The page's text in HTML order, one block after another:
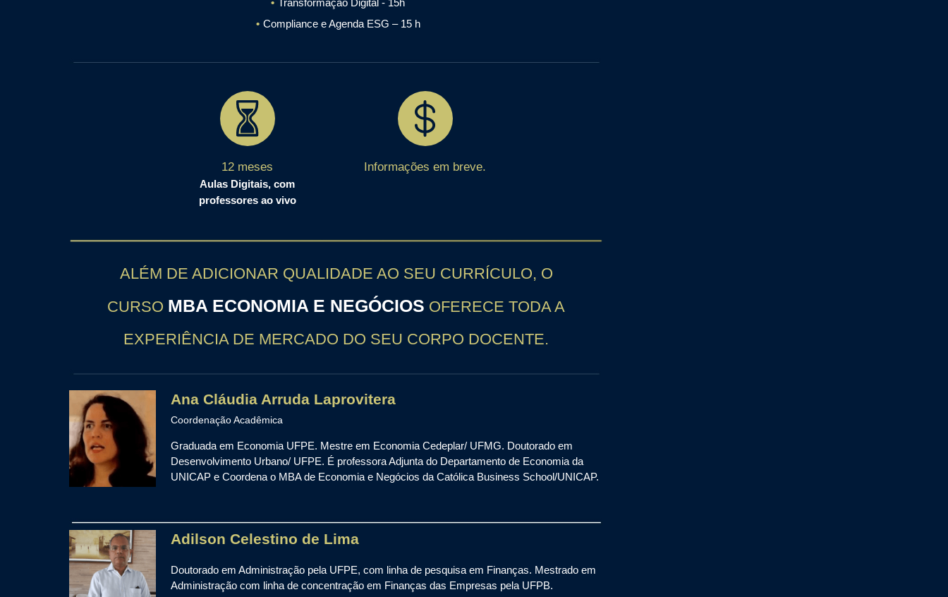
Compliance e Agenda ESG – 15 h
12 meses
Aulas Digitais, com
professores ao vivo
Informações em breve.
ALÉM DE ADICIONAR QUALIDADE AO SEU CURRÍCULO, O
CURSO MBA ECONOMIA E NEGÓCIOS OFERECE TODA A
EXPERIÊNCIA DE MERCADO DO SEU CORPO DOCENTE.
Ana Cláudia Arruda Laprovitera
Coordenação Acadêmica
Graduada em Economia UFPE. Mestre em Economia Cedeplar/ UFMG. Doutorado em
Desenvolvimento Urbano/ UFPE. É professora Adjunta do Departamento de Economia da
UNICAP e Coordena o MBA de Economia e Negócios da Católica Business School/UNICAP.
Adilson Celestino de Lima
Doutorado em Administração pela UFPE, com linha de pesquisa em Finanças. Mestrado em
Administração com linha de concentração em Finanças das Empresas pela UFPB.